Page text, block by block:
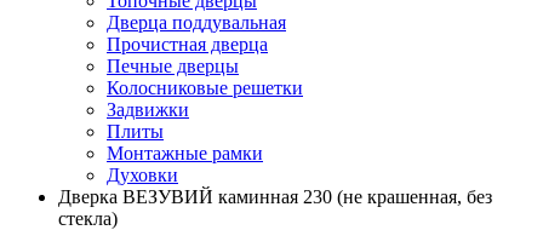
Дверца поддувальная
Прочистная дверца
Печные дверцы
Колосниковые решетки
Задвижки
Плиты
Монтажные рамки
Духовки
Дверка ВЕЗУВИЙ каминная 230 (не крашенная, без
стекла)